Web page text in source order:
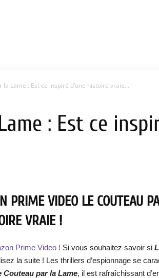
la Lame : Est ce inspiré d’une histoire vraie...
: Est ce
PRIME VIDEO LE COUTEAU
VRAIE !
Prime Video ! Si vous souhaitez savoir si
la suite ! Les thrillers d’espionnage se
Couteau par la Lame, il est rafraîchissant